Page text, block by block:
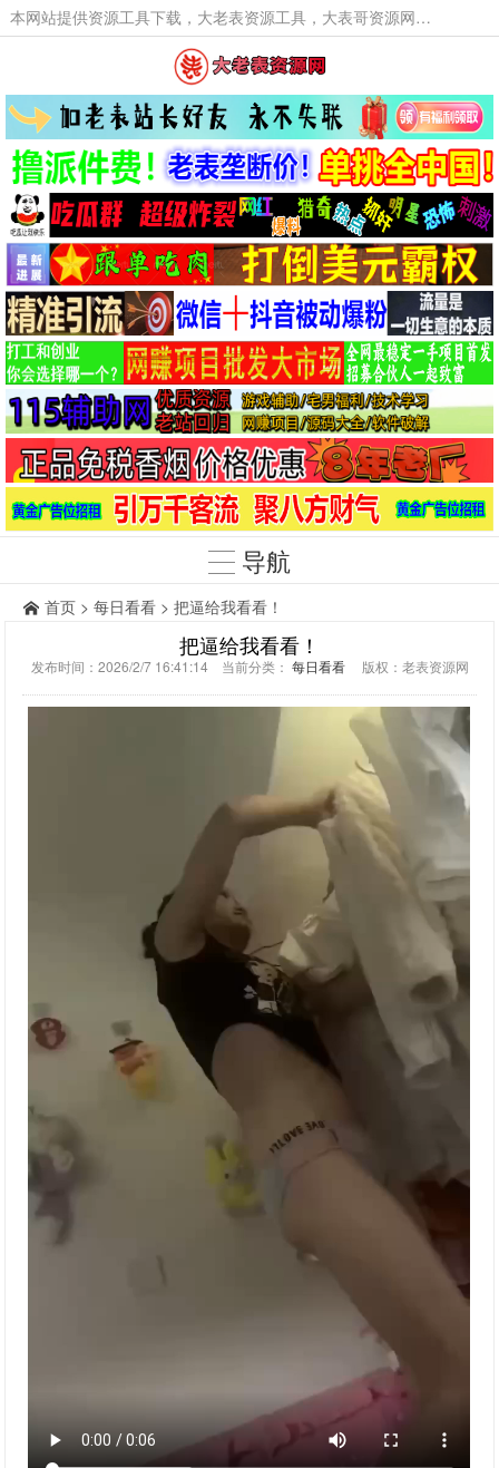
本网站提供资源工具下载，大老表资源工具，大表哥资源网软件工具，大老表资源下载，活动线报福利资源分享,活动线报，大型网游经典游戏，网络热门技术游戏辅助交流与分享。
导航
首页 > 每日看看 > 把逼给我看看！
把逼给我看看！
发布时间：2026/2/7 16:41:14 当前分类： 每日看看版权：老表资源网